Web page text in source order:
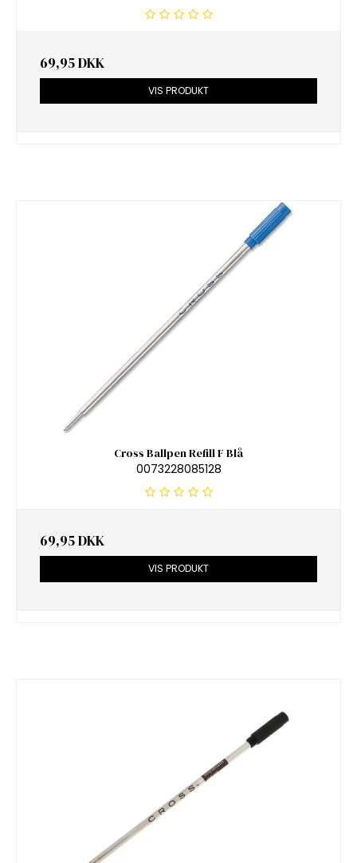
69,95 DKK
VIS PRODUKT
Cross Ballpen Refill F Blå
0073228085128
69,95 DKK
VIS PRODUKT